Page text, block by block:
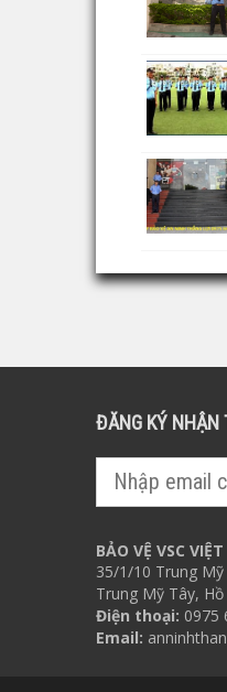
ĐĂNG KÝ NHẬN
BẢO VỆ VSC
35/1/10 Trung
Trung Mỹ Tây,
Điện thoại: 0975
Email: